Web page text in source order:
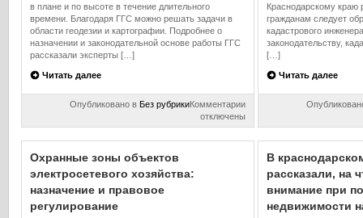
в плане и по высоте в течение длительного
времени. Благодаря ГГС можно решать задачи в
области геодезии и картографии. Подробнее о
назначении и законодательной основе работы ГГС
рассказали эксперты […]
Читать далее
Опубликовано в Без рубрикиКомментариик
В
филиале
«Роскадастр»
Краснодарскому
рассказали
отключены
Краснодарскому краю
гражданам следует
кадастрового
законодательству,
[…]
Читать далее
Охранные зоны объектов
электросетевого хозяйства:
назначение и правовое
регулирование
В
рассказали, на
внимание при
недвижимости